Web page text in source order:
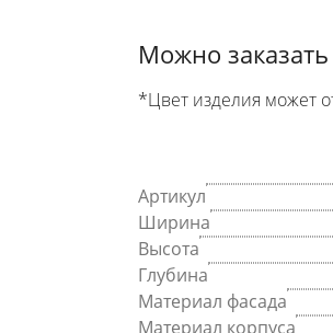
Можно
*Цвет изделия может
Артикул
Ширина
Высота
Глубина
Материал фасада
Материал корпуса